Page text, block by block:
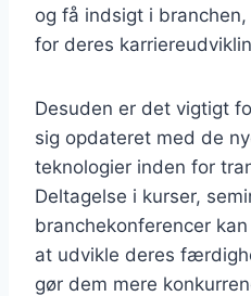
og få indsigt i
for deres
Desuden er det vigtigt
sig opdateret med de
teknologier inden for
Deltagelse i kurser,
branchekonferencer
at udvikle deres
gør dem mere